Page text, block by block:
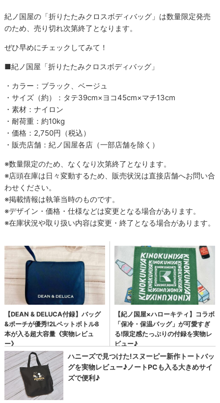
紀ノ国屋の「折りたたみクロスボディバッグ」は数量限定発売
のため、売り切れ次第終了となります。
ぜひ早めにチェックしてみて！
■紀ノ国屋「折りたたみクロスボディバッグ」
・カラー：ブラック、ベージュ
・サイズ（約）：タテ39cm×ヨコ45cm×マチ13cm
・素材：ナイロン
・耐荷重：約10kg
・価格：2,750円（税込）
・販売店舗：紀ノ国屋各店（一部店舗を除く）
※数量限定のため、なくなり次第終了となります。
※店頭在庫は日々変動するため、販売状況は直接店舗へお問い合
わせください。
※掲載情報は執筆当時のものです。
※デザイン・価格・仕様などは変更となる場合があります。
※在庫状況や取り扱い内容は変更・終了となる場合があります。